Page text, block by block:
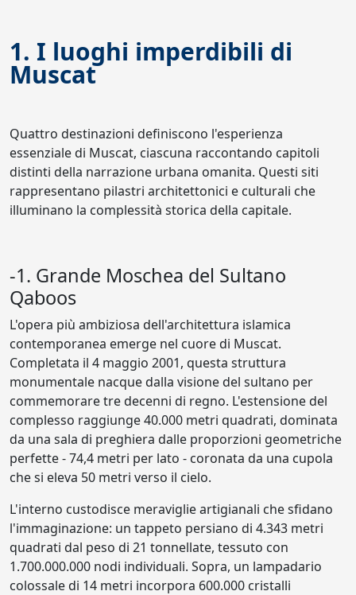
1. I luoghi imperdibili di
Muscat
Quattro destinazioni definiscono l'esperienza
essenziale di Muscat, ciascuna raccontando capitoli
distinti della narrazione urbana omanita. Questi siti
rappresentano pilastri architettonici e culturali che
illuminano la complessità storica della capitale.
-1. Grande Moschea del Sultano
Qaboos
L'opera più ambiziosa dell'architettura islamica
contemporanea emerge nel cuore di Muscat.
Completata il 4 maggio 2001, questa struttura
monumentale nacque dalla visione del sultano per
commemorare tre decenni di regno. L'estensione del
complesso raggiunge 40.000 metri quadrati, dominata
da una sala di preghiera dalle proporzioni geometriche
perfette - 74,4 metri per lato - coronata da una cupola
che si eleva 50 metri verso il cielo.
L'interno custodisce meraviglie artigianali che sfidano
l'immaginazione: un tappeto persiano di 4.343 metri
quadrati dal peso di 21 tonnellate, tessuto con
1.700.000.000 nodi individuali. Sopra, un lampadario
colossale di 14 metri incorpora 600.000 cristalli